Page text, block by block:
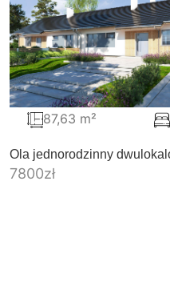
Ola jednorodzinny
7800zł
87,63 m²